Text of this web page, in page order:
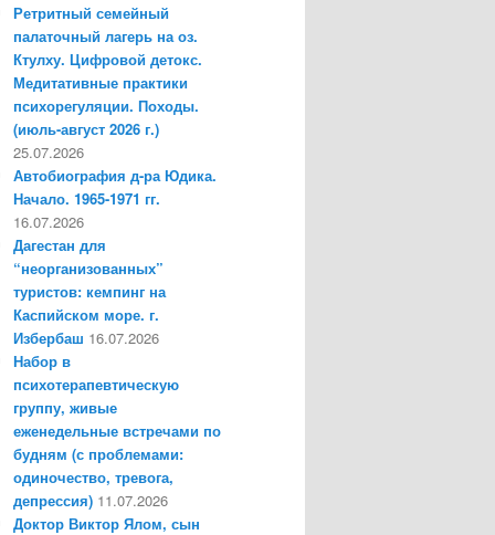
Ретритный семейный
палаточный лагерь на оз.
Ктулху. Цифровой детокс.
Медитативные практики
психорегуляции. Походы.
(июль-август 2026 г.)
25.07.2026
Автобиография д-ра Юдика.
Начало. 1965-1971 гг.
16.07.2026
Дагестан для
“неорганизованных”
туристов: кемпинг на
Каспийском море. г.
Избербаш 16.07.2026
Набор в
психотерапевтическую
группу, живые
еженедельные встречами по
будням (с проблемами:
одиночество, тревога,
депрессия) 11.07.2026
Доктор Виктор Ялом, сын